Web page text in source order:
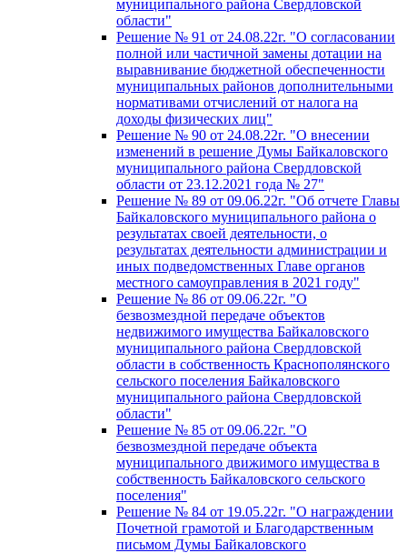
муниципального района Свердловской
области"
Решение № 91 от 24.08.22г. "О согласовании
полной или частичной замены дотации на
выравнивание бюджетной обеспеченности
муниципальных районов дополнительными
нормативами отчислений от налога на
доходы физических лиц"
Решение № 90 от 24.08.22г. "О внесении
изменений в решение Думы Байкаловского
муниципального района Свердловской
области от 23.12.2021 года № 27"
Решение № 89 от 09.06.22г. "Об отчете Главы
Байкаловского муниципального района о
результатах своей деятельности, о
результатах деятельности администрации и
иных подведомственных Главе органов
местного самоуправления в 2021 году"
Решение № 86 от 09.06.22г. "О
безвозмездной передаче объектов
недвижимого имущества Байкаловского
муниципального района Свердловской
области в собственность Краснополянского
сельского поселения Байкаловского
муниципального района Свердловской
области"
Решение № 85 от 09.06.22г. "О
безвозмездной передаче объекта
муниципального движимого имущества в
собственность Байкаловского сельского
поселения"
Решение № 84 от 19.05.22г. "О награждении
Почетной грамотой и Благодарственным
письмом Думы Байкаловского